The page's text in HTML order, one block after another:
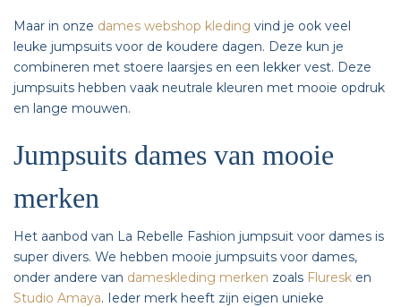
Maar in onze dames webshop kleding vind je ook veel
leuke jumpsuits voor de koudere dagen. Deze kun je
combineren met stoere laarsjes en een lekker vest. Deze
jumpsuits hebben vaak neutrale kleuren met mooie opdruk
en lange mouwen.
Jumpsuits dames van mooie
merken
Het aanbod van La Rebelle Fashion jumpsuit voor dames is
super divers. We hebben mooie jumpsuits voor dames,
onder andere van dameskleding merken zoals Fluresk en
Studio Amaya. Ieder merk heeft zijn eigen unieke